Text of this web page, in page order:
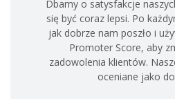
Dbamy o satysfakcje
się być coraz lepsi. Po
jak dobrze nam poszło i
Promoter Score, aby
zadowolenia klientów.
oceniane jako